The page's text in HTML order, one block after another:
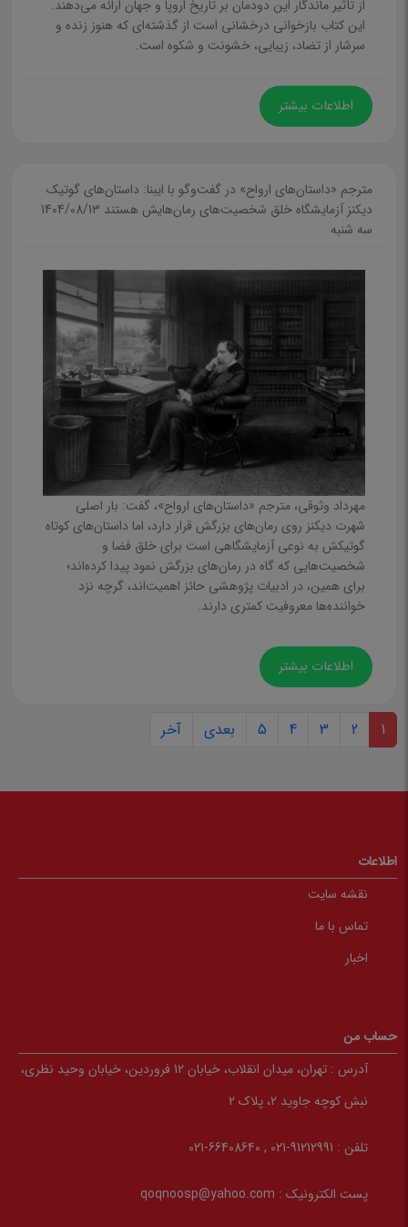
از تأثیر ماندگار این دودمان بر تاریخ اروپا و جهان ارائه می‌دهند.
این کتاب بازخوانی درخشانی است از گذشته‌ای که هنوز زنده و
سرشار از تضاد، زیبایی، خشونت و شکوه است.
اطلاعات بیشتر
مترجم «داستان‌های ارواح» در گفت‌وگو با ایبنا: داستان‌های گوتیک
دیکنز آزمایشگاه خلق شخصیت‌های رمان‌هایش هستند 1404/08/13
سه شنبه
مهرداد وثوقی، مترجم «داستان‌های ارواح»، گفت: بار اصلی
شهرت دیکنز روی رمان‌های بزرگش قرار دارد، اما داستان‌های کوتاه
گوتیکش به نوعی آزمایشگاهی است برای خلق فضا و
شخصیت‌هایی که گاه در رمان‌های بزرگش نمود پیدا کرده‌اند؛
برای همین، در ادبیات پژوهشی حائز اهمیت‌اند، گرچه نزد
خواننده‌ها معروفیت کمتری دارند.
اطلاعات بیشتر
1
2
3
4
5 بعدی آخر
اطلاعات
نقشه سایت
تماس با ما
اخبار
حساب من
آدرس :
تهران، میدان انقلاب، خیابان 12 فروردین، خیابان وحید نظری،
نبش کوچه جاوید 2، پلاک 2
تلفن : 91212991-021 , 66408640-021
پست الکترونیک : qoqnoosp@yahoo.com